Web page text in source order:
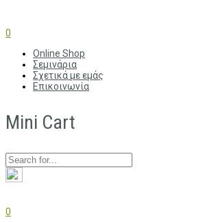
0
Online Shop
Σεμινάρια
Σχετικά με εμάς
Επικοινωνία
Mini Cart
0